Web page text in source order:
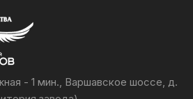
- 1 мин., Варшавское шоссе, д.